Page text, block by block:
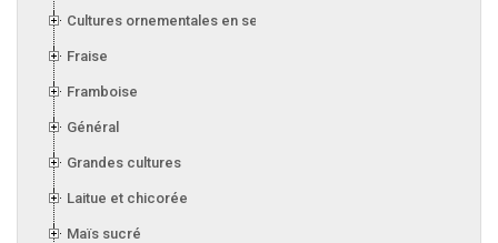
Cultures ornementales en serre
Fraise
Framboise
Général
Grandes cultures
Laitue et chicorée
Maïs sucré